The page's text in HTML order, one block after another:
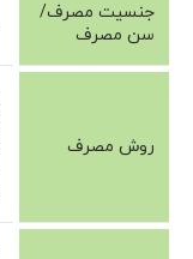
جنسیت مصرف/
سن مصرف
روش مصرف